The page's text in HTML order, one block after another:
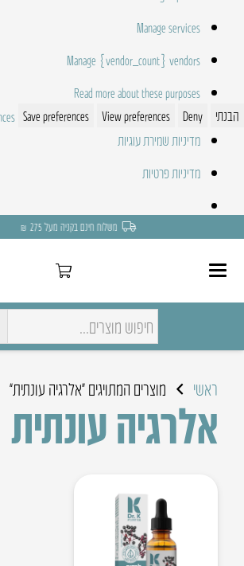
Manage services
Manage {vendor_count} vendors
Read more about these purposes
הבנתי
Deny
View preferences
Save preferences
מדיניות שמירת עוגיות
מדיניות פרטיות
משלוח חינם בקניה מעל 275 ₪
ראשי מוצרים המתויגים “אלרגיה עונתית”
אלרגיה עונתית